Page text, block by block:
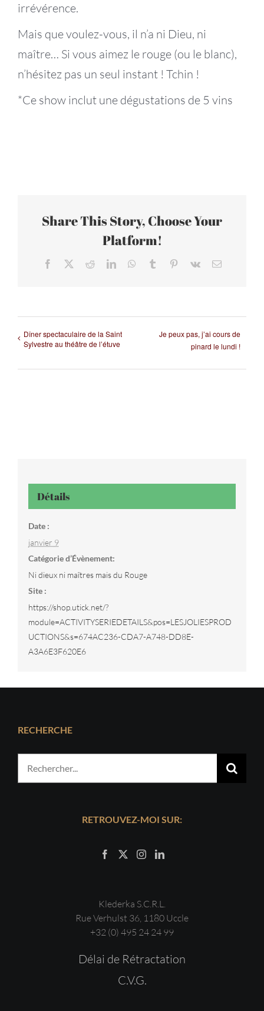
irrévérence.
Mais que voulez-vous, il n’a ni Dieu, ni
maître… Si vous aimez le rouge (ou le blanc),
n’hésitez pas un seul instant ! Tchin !
*Ce show inclut une dégustations de 5 vins
Share This Story, Choose Your
Platform!
Facebook RedditLinkedInWhatsApp
Tumblr Pinterest
Vk Email
Dîner spectaculaire de la Saint
Sylvestre au théâtre de l’étuve
Je peux pas, j’ai cours de
pinard le lundi !
Détails
Date :
janvier 9
Catégorie d’Évènement:
Ni dieux ni maîtres mais du Rouge
Site :
https://shop.utick.net/?
module=ACTIVITYSERIEDETAILS&pos=LESJOLIESPROD
UCTIONS&s=674AC236-CDA7-A748-DD8E-
A3A6E3F620E6
RECHERCHE
Rechercher:
RETROUVEZ-MOI SUR:
Klederka S.C.R.L.
Rue Verhulst 36, 1180 Uccle
+32 (0) 495 24 24 99
Délai de Rétractation
C.V.G.